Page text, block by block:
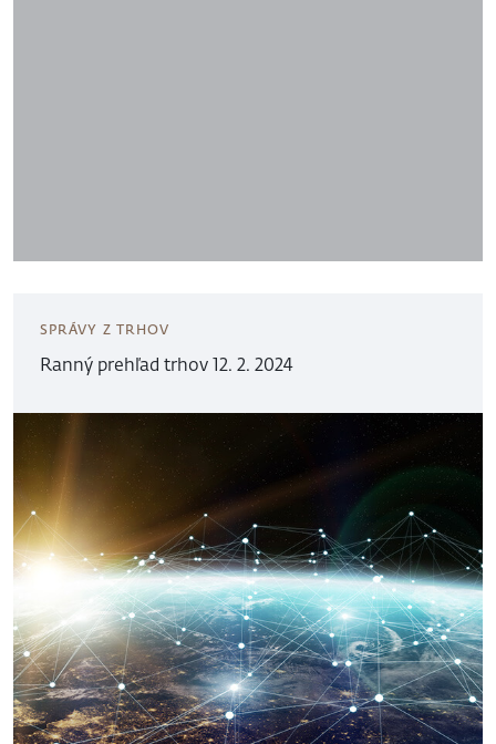
SPRÁVY Z TRHOV
Ranný prehľad trhov 12. 2. 2024